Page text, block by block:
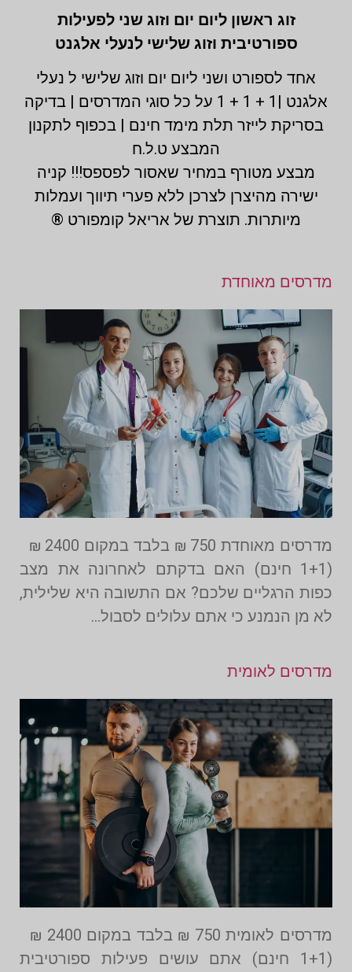
זוג ראשון ליום יום וזוג שני לפעילות
ספורטיבית וזוג שלישי לנעלי אלגנט
אחד לספורט ושני ליום יום וזוג שלישי ל נעלי
אלגנט |1 + 1 + 1 על כל סוגי המדרסים | בדיקה
בסריקת לייזר תלת מימד חינם | בכפוף לתקנון
המבצע ט.ל.ח
מבצע מטורף במחיר שאסור לפספס!!! קניה
ישירה מהיצרן לצרכן ללא פערי תיווך ועמלות
מיותרות. תוצרת של אריאל קומפורט ®
מדרסים מאוחדת
מדרסים מאוחדת 750 ₪ בלבד במקום 2400 ₪
(1+1 חינם) האם בדקתם לאחרונה את מצב
כפות הרגליים שלכם? אם התשובה היא שלילית,
לא מן הנמנע כי אתם עלולים לסבול…
מדרסים לאומית
מדרסים לאומית 750 ₪ בלבד במקום 2400 ₪
(1+1 חינם) אתם עושים פעילות ספורטיבית